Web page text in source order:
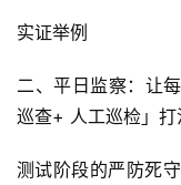
实证举例
二、平日监察：让
巡查+ 人工巡检」打
测试阶段的严防死